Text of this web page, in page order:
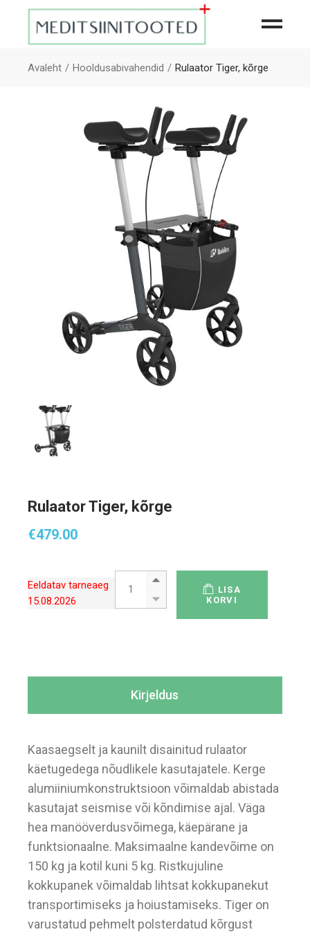
Avaleht Hooldusabivahendid Rulaator Tiger, kõrge
Rulaator Tiger, kõrge
€479.00
Eeldatav tarneaeg
15.08.2026
Rulaator Tiger, kõrge quantity
LISA
KORVI
Kirjeldus
Kaasaegselt ja kaunilt disainitud rulaator
käetugedega nõudlikele kasutajatele. Kerge
alumiiniumkonstruktsioon võimaldab abistada
kasutajat seismise või kõndimise ajal. Väga
hea manööverdusvõimega, käepärane ja
funktsionaalne. Maksimaalne kandevõime on
150 kg ja kotil kuni 5 kg. Ristkujuline
kokkupanek võimaldab lihtsat kokkupanekut
transportimiseks ja hoiustamiseks. Tiger on
varustatud pehmelt polsterdatud kõrgust